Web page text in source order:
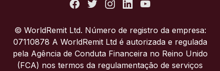
Itália
© WorldRemit Ltd. Número de registro da empresa:
07110878 A WorldRemit Ltd é autorizada e regulada
pela Agência de Conduta Financeira no Reino Unido
(FCA) nos termos da regulamentação de serviços